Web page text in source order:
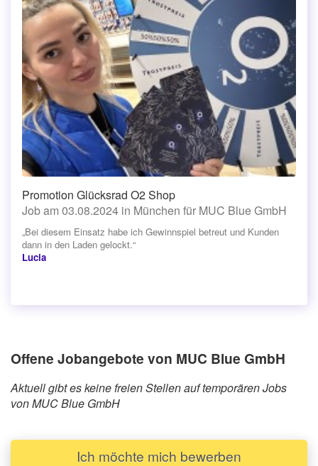
Promotion Glücksrad O2 Shop
Job am 03.08.2024 in München für MUC Blue GmbH
„Bei diesem Einsatz habe ich Gewinnspiel betreut und Kunden
dann in den Laden gelockt.“
Lucia
Offene Jobangebote von MUC Blue GmbH
Aktuell gibt es keine freien Stellen auf temporären Jobs
von MUC Blue GmbH
Ich möchte mich bewerben